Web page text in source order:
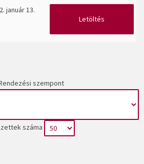
január 13.
Letöltés
szempont
száma